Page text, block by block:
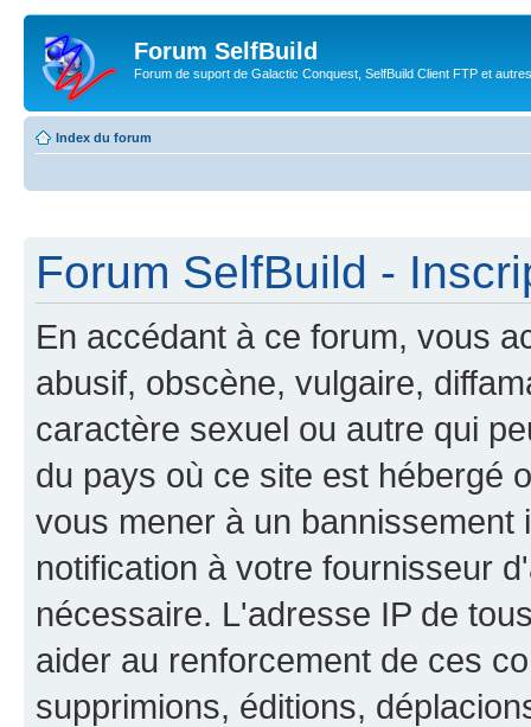
Forum SelfBuild
Forum de suport de Galactic Conquest, SelfBuild Client FTP et
Index du forum
Forum SelfBuild -
En accédant à ce forum, vous
abusif, obscène, vulgaire,
caractère sexuel ou autre qui
du pays où ce site est hébergé
vous mener à un
notification à votre fournisseur
nécessaire. L'adresse IP de
aider au renforcement de ces
supprimions, éditions,